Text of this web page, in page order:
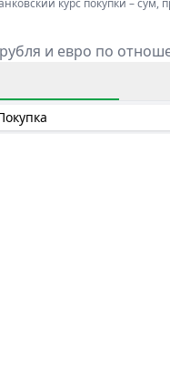
курс покупки –
и евро по